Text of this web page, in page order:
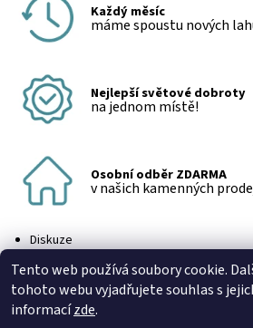
Každý měsíc
máme spoustu nových
Nejlepší světové dobroty
na jednom místě!
Osobní odběr ZDARMA
v našich kamenných
Diskuze
Přidat komentář
Tento web používá soubory cookie.
tohoto webu vyjadřujete souhlas s
informacízde.